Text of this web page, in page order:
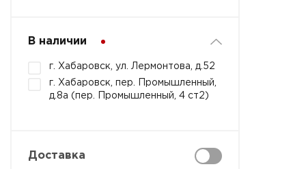
В наличии
г. Хабаровск, ул. Лермонтова, д.52
г. Хабаровск, пер. Промышленный,
д.8а (пер. Промышленный, 4 ст2)
Доставка